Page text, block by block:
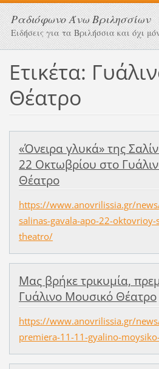
Ραδιόφωνο Άνω Βριλησσίων
Ειδήσεις για τα Βριλήσσια και όχι
Ετικέτα:
Θέατρο
«Όνειρα γλυκά» της
22 Οκτωβρίου στο
Θέατρο
https://www.anovrilissia.gr/
salinas-gavala-apo-22-
theatro/
Μας βρήκε τρικυμία,
Γυάλινο Μουσικό Θέατρο
https://www.anovrilissia.gr/
premiera-11-11-gyalino-